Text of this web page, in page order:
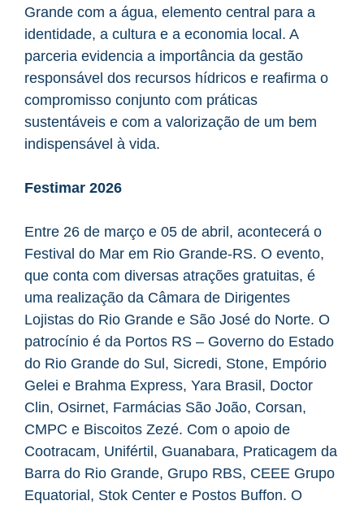
Grande com a água, elemento central para a
identidade, a cultura e a economia local. A
parceria evidencia a importância da gestão
responsável dos recursos hídricos e reafirma o
compromisso conjunto com práticas
sustentáveis e com a valorização de um bem
indispensável à vida.
Festimar 2026
Entre 26 de março e 05 de abril, acontecerá o
Festival do Mar em Rio Grande-RS. O evento,
que conta com diversas atrações gratuitas, é
uma realização da Câmara de Dirigentes
Lojistas do Rio Grande e São José do Norte. O
patrocínio é da Portos RS – Governo do Estado
do Rio Grande do Sul, Sicredi, Stone, Empório
Gelei e Brahma Express, Yara Brasil, Doctor
Clin, Osirnet, Farmácias São João, Corsan,
CMPC e Biscoitos Zezé. Com o apoio de
Cootracam, Unifértil, Guanabara, Praticagem da
Barra do Rio Grande, Grupo RBS, CEEE Grupo
Equatorial, Stok Center e Postos Buffon. O